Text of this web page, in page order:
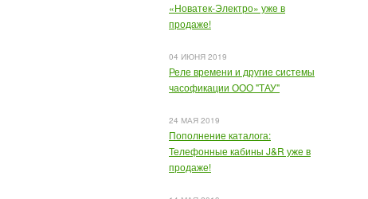
«Новатек-Электро» уже в
продаже!
04 ИЮНЯ 2019
Реле времени и другие системы
часофикации ООО "ТАУ"
24 МАЯ 2019
Пополнение каталога:
Телефонные кабины J&R уже в
продаже!